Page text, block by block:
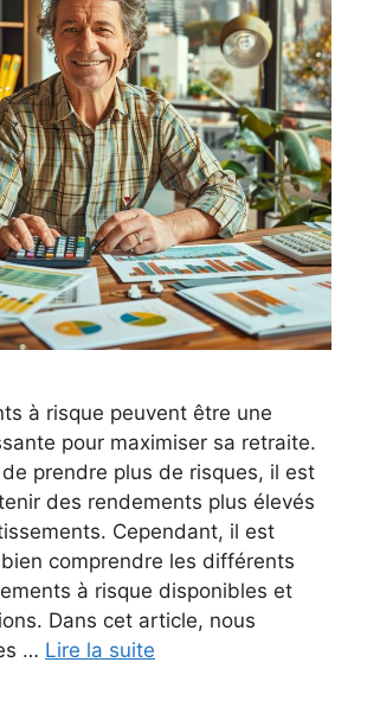
à risque peuvent être une
pour maximiser sa retraite.
prendre plus de risques, il est
des rendements plus élevés
Cependant, il est
comprendre les différents
à risque disponibles et
Dans cet article, nous
… Lire la suite